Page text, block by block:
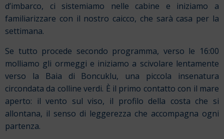
d’imbarco, ci sistemiamo nelle cabine e iniziamo a
familiarizzare con il nostro caicco, che sarà casa per la
settimana.
Se tutto procede secondo programma, verso le 16:00
molliamo gli ormeggi e iniziamo a scivolare lentamente
verso la Baia di Boncuklu, una piccola insenatura
circondata da colline verdi. È il primo contatto con il mare
aperto: il vento sul viso, il profilo della costa che si
allontana, il senso di leggerezza che accompagna ogni
partenza.